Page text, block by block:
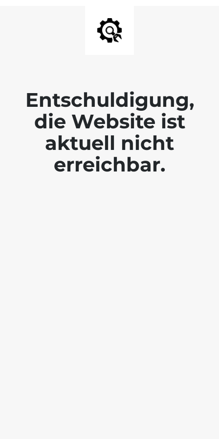
Entschuldigung,
die Website ist
aktuell nicht
erreichbar.